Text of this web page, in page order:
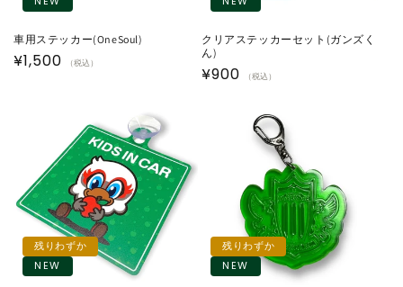
車用ステッカー(OneSoul)
通
¥1,500 （税込）
クリアステッカーセット(ガンズく
ん)
通
¥900 （税込）
残りわずか
NEW
残りわずか
NEW